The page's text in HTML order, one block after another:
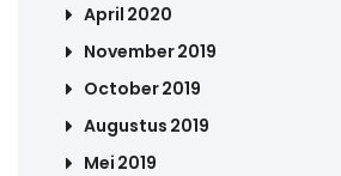
April 2020
November 2019
October 2019
Augustus 2019
Mei 2019